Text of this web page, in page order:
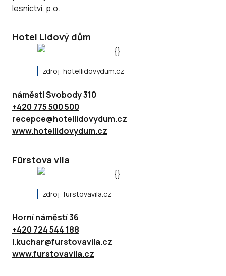
lesnictví, p.o.
Hotel Lidový dům
zdroj: hotellidovydum.cz
náměstí Svobody 310
+420 775 500 500
recepce@hotellidovydum.cz
www.hotellidovydum.cz
Fürstova vila
zdroj: furstovavila.cz
Horní náměstí 36
+420 724 544 188
l.kuchar@furstovavila.cz
www.furstovavila.cz